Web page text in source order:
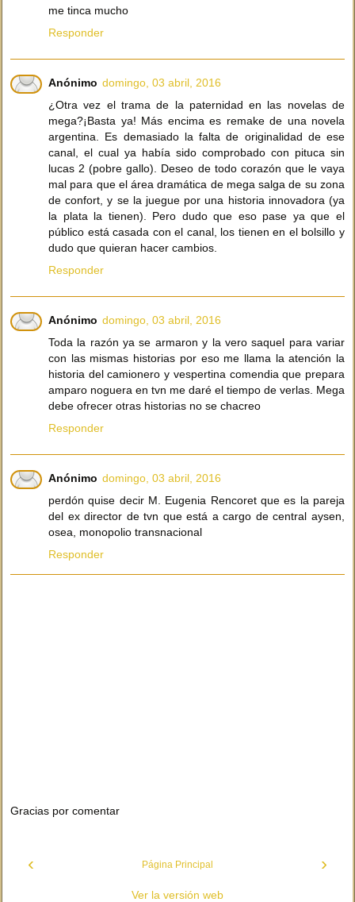
me tinca mucho
Responder
Anónimo domingo, 03 abril, 2016
¿Otra vez el trama de la paternidad en las novelas de
mega?¡Basta ya! Más encima es remake de una novela
argentina. Es demasiado la falta de originalidad de ese
canal, el cual ya había sido comprobado con pituca sin
lucas 2 (pobre gallo). Deseo de todo corazón que le vaya
mal para que el área dramática de mega salga de su zona
de confort, y se la juegue por una historia innovadora (ya
la plata la tienen). Pero dudo que eso pase ya que el
público está casada con el canal, los tienen en el bolsillo y
dudo que quieran hacer cambios.
Responder
Anónimo domingo, 03 abril, 2016
Toda la razón ya se armaron y la vero saquel para variar
con las mismas historias por eso me llama la atención la
historia del camionero y vespertina comendia que prepara
amparo noguera en tvn me daré el tiempo de verlas. Mega
debe ofrecer otras historias no se chacreo
Responder
Anónimo domingo, 03 abril, 2016
perdón quise decir M. Eugenia Rencoret que es la pareja
del ex director de tvn que está a cargo de central aysen,
osea, monopolio transnacional
Responder
Gracias por comentar
‹ ›
Página Principal
Ver la versión web